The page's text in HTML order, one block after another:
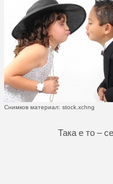
Снимков материал: stock.xchng
Така е то –